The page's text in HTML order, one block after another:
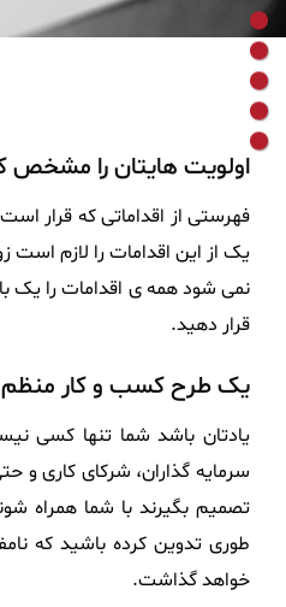
اولویت هایتان را مشخص
فهرستی از اقداماتی که قرار
یک از این اقدامات را لازم
نمی شود همه ی اقدامات را یک
قرار دهید.
یک طرح کسب و کار منظم
یادتان باشد شما تنها کسی
سرمایه گذاران، شرکای کاری و
تصمیم بگیرند با شما همراه
طوری تدوین کرده باشید که
خواهد گذاشت.